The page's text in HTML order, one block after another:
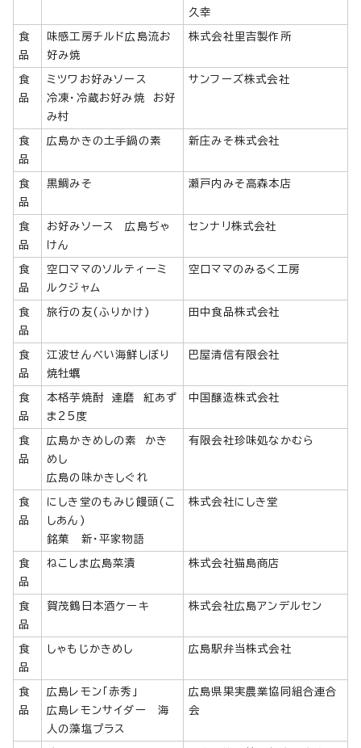
久幸
食
品
味感工房チルド広島流お
好み焼
株式会社里吉製作所
食
品
ミツワお好みソース
冷凍・冷蔵お好み焼 お好
み村
サンフーズ株式会社
食
品
広島かきの土手鍋の素 新庄みそ株式会社
食
品
黒鯛みそ 瀬戸内みそ高森本店
食
品
お好みソース 広島ぢゃ
けん
センナリ株式会社
食
品
空口ママのソルティーミ
ルクジャム
空口ママのみるく工房
食
品
旅行の友(ふりかけ) 田中食品株式会社
食
品
江波せんべい海鮮しぼり
焼牡蠣
巴屋清信有限会社
食
品
本格芋焼酎 達磨 紅あず
ま25度
中国醸造株式会社
食
品
広島かきめしの素 かき
めし
広島の味かきしぐれ
有限会社珍味処なかむら
食
品
にしき堂のもみじ饅頭(こ
しあん)
銘菓 新・平家物語
株式会社にしき堂
食
品
ねこしま広島菜漬 株式会社猫島商店
食
品
賀茂鶴日本酒ケーキ 株式会社広島アンデルセン
食
品
しゃもじかきめし 広島駅弁当株式会社
食
品
広島レモン「赤秀」
広島レモンサイダー 海
人の藻塩プラス
広島県果実農業協同組合連合
会